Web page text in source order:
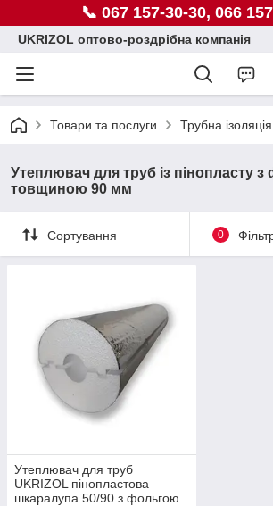
📞 067 157-30-30, 066
UKRIZOL оптово-роздрібна компанія
Товари та послуги Трубна
Утеплювач для труб із пінопласту
товщиною 90 мм
Сортування 0
Утеплювач для труб
UKRIZOL пінопластова
шкаралупа 50/90 з фольгою